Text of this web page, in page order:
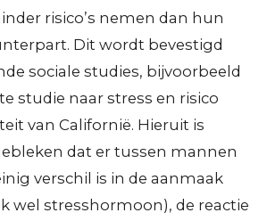
risico’s nemen dan hun
Dit wordt bevestigd
sociale studies, bijvoorbeeld
studie naar stress en risico
van Californië. Hieruit is
dat er tussen mannen
verschil is in de aanmaak
wel stresshormoon), de reactie